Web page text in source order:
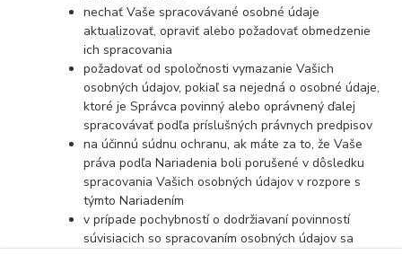
nechať Vaše spracovávané osobné údaje
aktualizovať, opraviť alebo požadovať obmedzenie
ich spracovania
požadovať od spoločnosti vymazanie Vašich
osobných údajov, pokiaľ sa nejedná o osobné údaje,
ktoré je Správca povinný alebo oprávnený ďalej
spracovávať podľa príslušných právnych predpisov
na účinnú súdnu ochranu, ak máte za to, že Vaše
práva podľa Nariadenia boli porušené v dôsledku
spracovania Vašich osobných údajov v rozpore s
týmto Nariadením
v prípade pochybností o dodržiavaní povinností
súvisiacich so spracovaním osobných údajov sa